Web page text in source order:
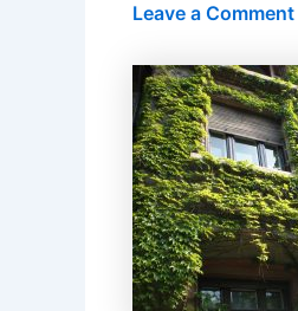
Leave a Comment